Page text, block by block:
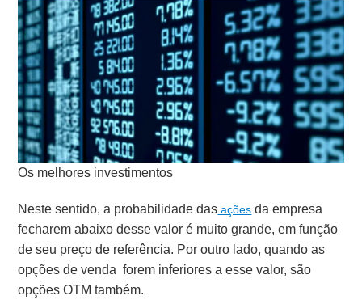
Os melhores investimentos
Neste sentido, a probabilidade das ações da empresa
fecharem abaixo desse valor é muito grande, em função
de seu preço de referência. Por outro lado, quando as
opções de venda forem inferiores a esse valor, são
opções OTM também.